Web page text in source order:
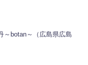
botan～（広島県広島